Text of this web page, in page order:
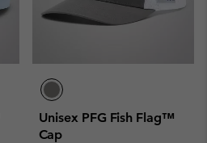
Unisex PFG Fish Flag™
Cap